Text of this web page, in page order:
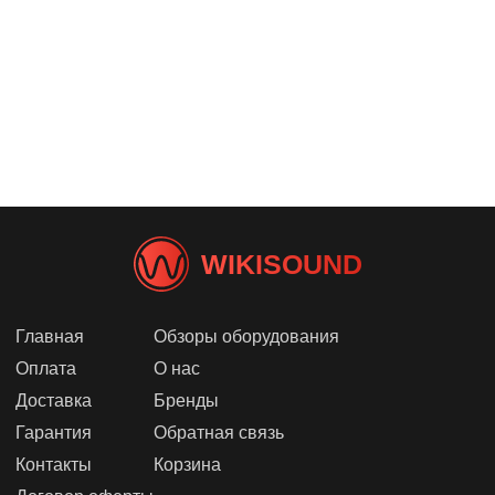
WIKISOUND
Главная
Оплата
Доставка
Гарантия
Контакты
Обзоры оборудования
О нас
Бренды
Обратная связь
Корзина